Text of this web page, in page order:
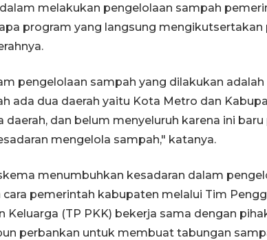
melakukan pengelolaan sampah
program yang langsung mengikutsertakan
pengelolaan sampah yang dilakukan
ada dua daerah yaitu Kota Metro dan
daerah, dan belum menyeluruh karena ini
mengelola sampah," katanya.
menumbuhkan kesadaran dalam
pemerintah kabupaten melalui Tim
Keluarga (TP PKK) bekerja sama dengan
perbankan untuk membuat tabungan